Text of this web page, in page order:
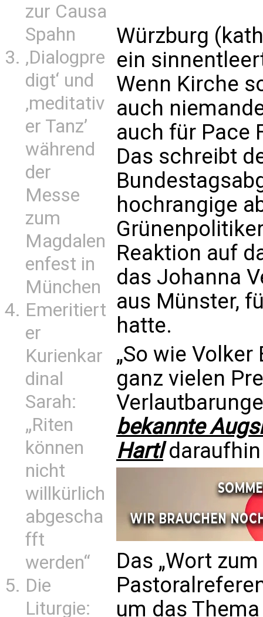
zur Causa
Spahn
‚Dialogpre
digt‘ und
‚meditativ
er Tanz’
während
der
Messe
zum
Magdalen
enfest in
München
Emeritiert
er
Kurienkar
dinal
Sarah:
„Riten
können
nicht
willkürlich
abgescha
fft
werden“
Die
Liturgie:
Würzburg
ein
Wenn Kirche
auch
auch für Pace
Das schreibt
hochrangige
Reaktion auf
das Johanna
aus Münster,
hatte.
„So wie
ganz vielen
bekannte
Hartldaraufhin
Das „Wort
um das Thema